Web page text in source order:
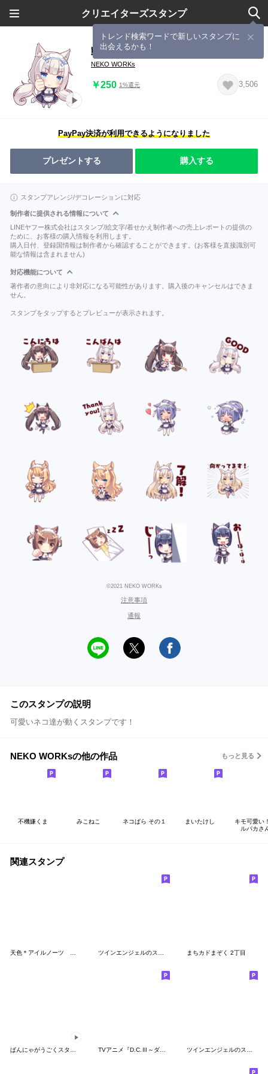
クリエイターズスタンプ
トレンド検索ワードで新しいスタンプに
出会えるかも！
動く！ネコぱらスタンプ
NEKO WORKs
￥250 1%還元 3,506
PayPay決済が利用できるようになりました
プレゼントする 購入する
スタンプアレンジ/デコレーションに対応
制作者に提供される情報について
LINEヤフー株式会社はスタンプ/絵文字/着せかえ制作者への売上レポートの提供の
ために、お客様の購入情報を利用します。
購入日付、登録国情報は制作者から確認することができます。(お客様を直接識別可
能な情報は含まれません)
対応機能について
著作者の意向により非対応になる可能性があります。購入後のキャンセルはできま
せん。
スタンプをタップするとプレビューが表示されます。
©2021 NEKO WORKs
注意事項
通報
このスタンプの説明
可愛いネコ達が動くスタンプです！
NEKO WORKsの他の作品 もっと見る
不機嫌くま みこねこ ネコぱら その１ まいたけし
キモ可愛い
ルパカさ
関連スタンプ
天色＊アイルノーツ オリジナルスタンプ ツインエンジェルのスタンプ9(全部クルミ) まちカドまぞく 2丁目